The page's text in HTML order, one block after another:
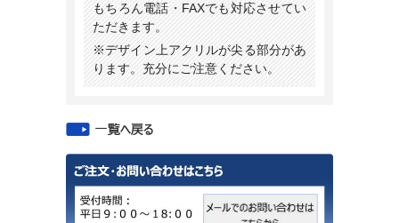
もちろん電話・FAXでも対応させてい
ただきます。
※デザイン上アクリルが尖る部分があ
ります。充分にご注意ください。